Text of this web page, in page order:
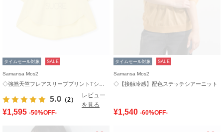
タイムセール対象 SALE
Samansa Mos2
5.0 （2）
レビュー
を見る
¥1,595 -50%OFF-
タイムセール対象 SALE
Samansa Mos2
◇【接触冷感】配色ステッチシアーニット
¥1,540 -60%OFF-